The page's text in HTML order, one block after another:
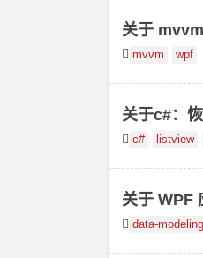
关于
mvvm wpf
关于c#：
c# listview
关于 WPF
data-modeling